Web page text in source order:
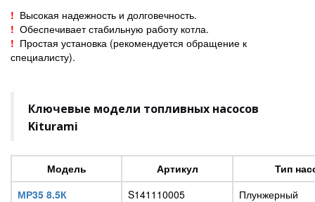
! Высокая надежность и долговечность.
! Обеспечивает стабильную работу котла.
! Простая установка (рекомендуется обращение к
специалисту).
Ключевые модели топливных насосов
Kiturami
Модель Артикул
Тип
МР35 8.5К
S141110005
Плунжерный